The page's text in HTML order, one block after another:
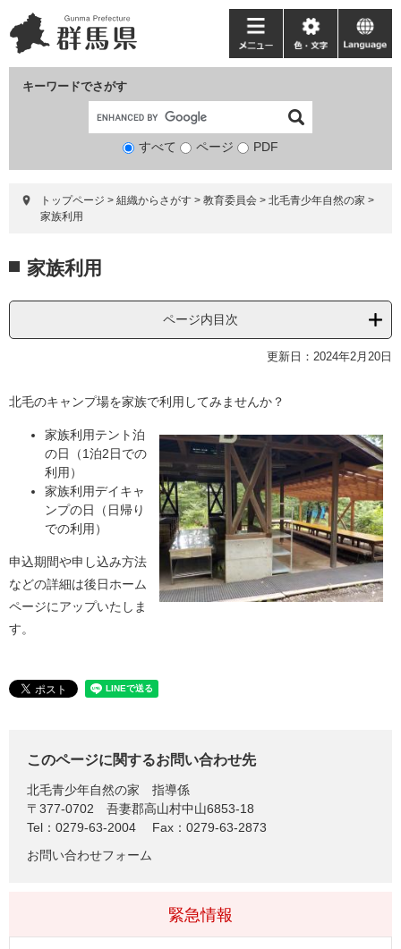
ー
ジ
ニ
ュ
て
キーワードでさがす
検
象
すべて ページ PDF
メ
ニ
ー
色・
文
language
トップページ > 組織からさがす > 教育委員会 > 北毛青少年自然の家 >
家族利用
文 家族利用
ページ内目次
更新日：2024年2月20日
北毛のキャンプ場を家族で利用してみませんか？
​家族利用テント泊
の日（1泊2日での
利用）
家族利用デイキャ
ンプの日（日帰り
での利用）
申込期間や申し込み方法
などの詳細は後日ホーム
ページにアップいたしま
す。
このページに関するお問い合わせ先
北毛青少年自然の家
指導係
〒377-0702
吾妻郡高山村中山6853-18
Tel：0279-63-2004
Fax：0279-63-2873
お問い合わせフォーム
緊急情報